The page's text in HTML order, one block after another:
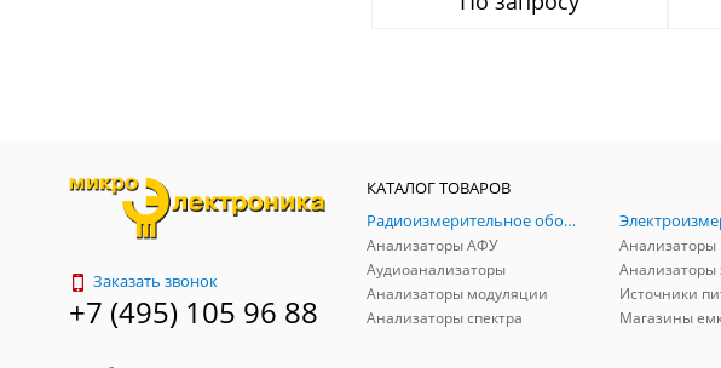
Заказать звонок
+7 (495) 105 96 88
КАТАЛОГ ТОВАРОВ
Радиоизмерительное оборудование
Анализаторы АФУ
Аудиоанализаторы
Анализаторы модуляции
Анализаторы спектра
Источники
Магазины